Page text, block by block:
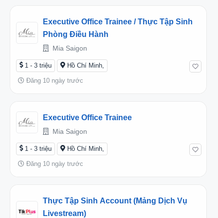
Executive Office Trainee / Thực Tập Sinh
Phòng Điều Hành
Mia Saigon
1 - 3 triệu Hồ Chí Minh,
Đăng 10 ngày trước
Executive Office Trainee
Mia Saigon
1 - 3 triệu Hồ Chí Minh,
Đăng 10 ngày trước
Thực Tập Sinh Account (Mảng Dịch Vụ
Livestream)